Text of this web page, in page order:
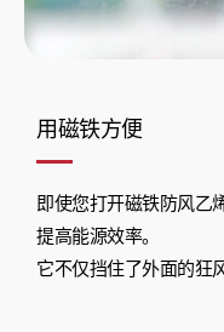
用磁铁方便
即使您打开磁铁防风乙
提高能源效率。
它不仅挡住了外面的狂